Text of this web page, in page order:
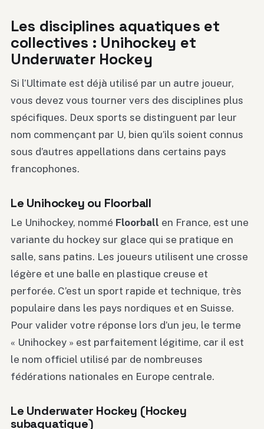
Les disciplines aquatiques et
collectives : Unihockey et
Underwater Hockey
Si l’Ultimate est déjà utilisé par un autre joueur,
vous devez vous tourner vers des disciplines plus
spécifiques. Deux sports se distinguent par leur
nom commençant par U, bien qu’ils soient connus
sous d’autres appellations dans certains pays
francophones.
Le Unihockey ou Floorball
Le Unihockey, nommé Floorball en France, est une
variante du hockey sur glace qui se pratique en
salle, sans patins. Les joueurs utilisent une crosse
légère et une balle en plastique creuse et
perforée. C’est un sport rapide et technique, très
populaire dans les pays nordiques et en Suisse.
Pour valider votre réponse lors d’un jeu, le terme
« Unihockey » est parfaitement légitime, car il est
le nom officiel utilisé par de nombreuses
fédérations nationales en Europe centrale.
Le Underwater Hockey (Hockey
subaquatique)